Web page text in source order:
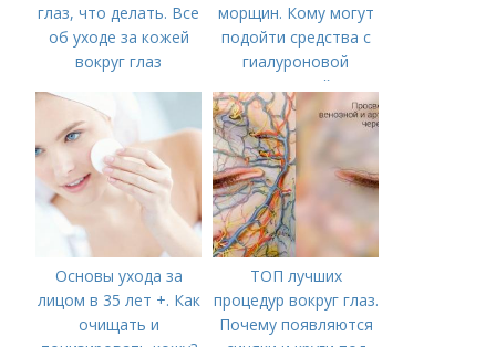
глаз, что делать. Все
об уходе за кожей
вокруг глаз
морщин. Кому могут
подойти средства с
гиалуроновой
кислотой
Основы ухода за
лицом в 35 лет +. Как
очищать и
ТОП лучших
процедур вокруг глаз.
Почему появляются